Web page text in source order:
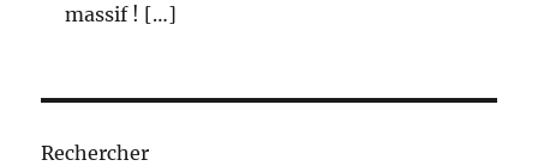
massif ! […]
Rechercher